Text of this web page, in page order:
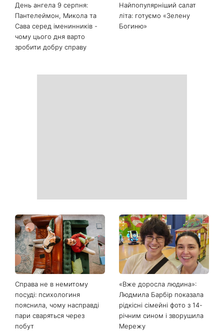
День ангела 9 серпня:
Пантелеймон, Микола та
Сава серед іменинників -
чому цього дня варто
зробити добру справу
Найпопулярніший салат
літа: готуємо «Зелену
Богиню»
Справа не в немитому
посуді: психологиня
пояснила, чому насправді
пари сваряться через
побут
«Вже доросла людина»:
Людмила Барбір показала
рідкісні сімейні фото з 14-
річним сином і зворушила
Мережу